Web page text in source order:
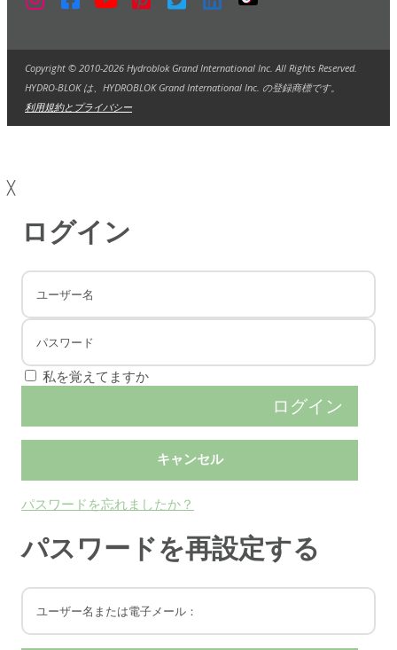
Copyright © 2010-2026 Hydroblok Grand International Inc. All Rights Reserved.
HYDRO-BLOK は、HYDROBLOK Grand International Inc. の登録商標です。
利用規約とプライバシー
╳
ログイン
私を覚えてますか
パスワードを忘れましたか？
パスワードを再設定する